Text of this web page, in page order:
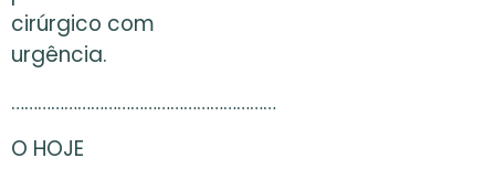
cirúrgico com
urgência.
……………………………………………………
O HOJE